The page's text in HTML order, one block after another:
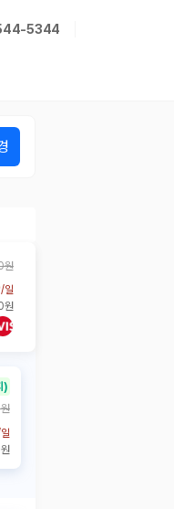
5344
원
/일
원
)
일